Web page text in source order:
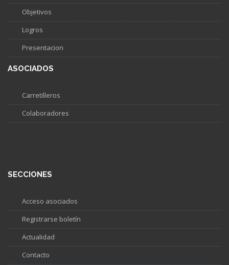
Objetivos
Logros
Presentacion
ASOCIADOS
Carretilleros
Colaboradores
SECCIONES
Acceso asociados
Registrarse boletín
Actualidad
Contacto